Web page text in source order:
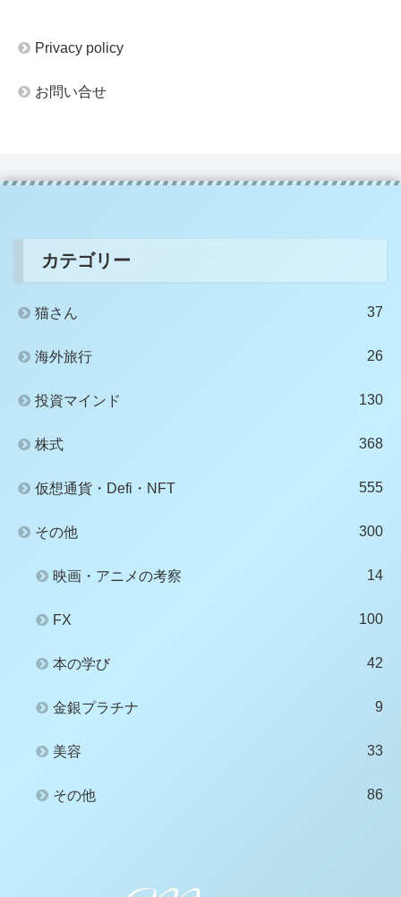
Privacy policy
お問い合せ
カテゴリー
猫さん 37
海外旅行 26
投資マインド 130
株式 368
仮想通貨・Defi・NFT 555
その他 300
映画・アニメの考察 14
FX 100
本の学び 42
金銀プラチナ 9
美容 33
その他 86